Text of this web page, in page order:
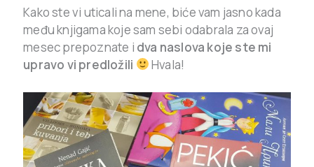
Kako ste vi uticali na mene, biće vam jasno kada
među knjigama koje sam sebi odabrala za ovaj
mesec prepoznate i dva naslova koje ste mi
upravo vi predložili
Hvala!